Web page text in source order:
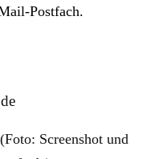
Postfach.